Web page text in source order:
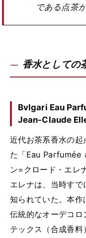
である点茶
香水としての
Bvlgari Eau
Jean-Claude
近代お茶系香水の
た「Eau Parfumée
ン=クロード・エレ
エレナは、当時す
知られていた。本作
伝統的なオーデコロ
テックス（合成香